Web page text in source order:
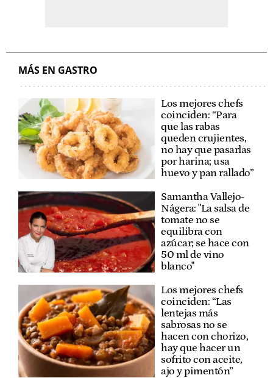
MÁS EN GASTRO
Los mejores chefs
coinciden: “Para
que las rabas
queden crujientes,
no hay que pasarlas
por harina; usa
huevo y pan rallado”
Samantha Vallejo-
Nágera: "La salsa de
tomate no se
equilibra con
azúcar; se hace con
50 ml de vino
blanco"
Los mejores chefs
coinciden: “Las
lentejas más
sabrosas no se
hacen con chorizo,
hay que hacer un
sofrito con aceite,
ajo y pimentón”